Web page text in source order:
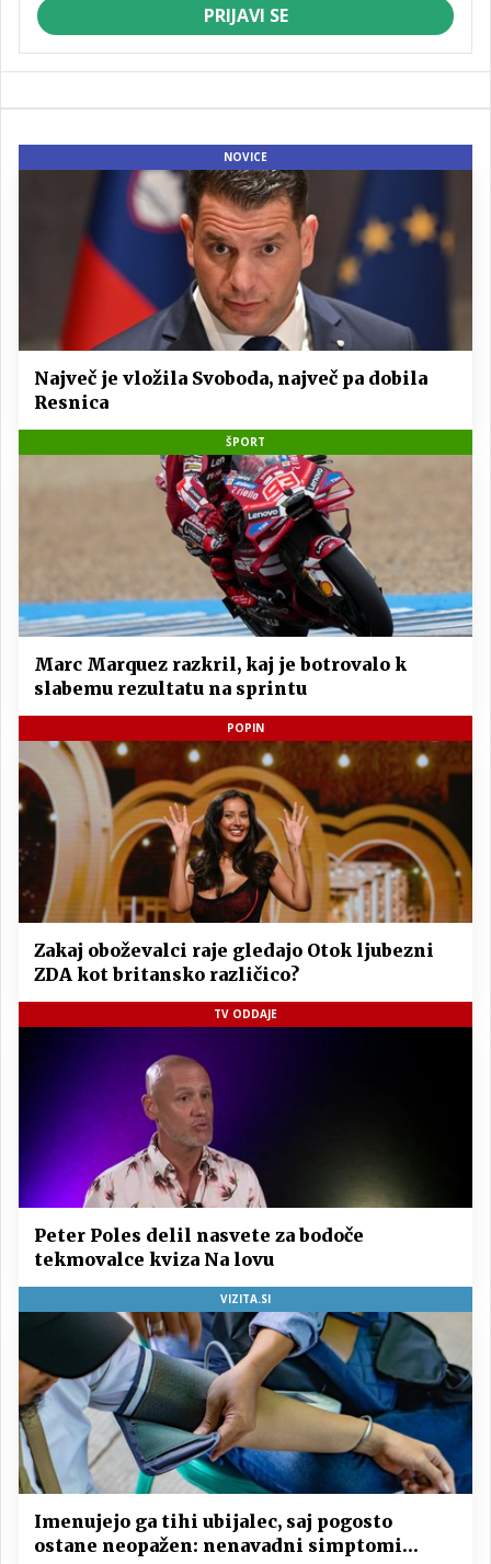
PRIJAVI SE
NOVICE
Največ je vložila Svoboda, največ pa dobila
Resnica
ŠPORT
Marc Marquez razkril, kaj je botrovalo k
slabemu rezultatu na sprintu
POPIN
Zakaj oboževalci raje gledajo Otok ljubezni
ZDA kot britansko različico?
TV ODDAJE
Peter Poles delil nasvete za bodoče
tekmovalce kviza Na lovu
VIZITA.SI
Imenujejo ga tihi ubijalec, saj pogosto
ostane neopažen: nenavadni simptomi